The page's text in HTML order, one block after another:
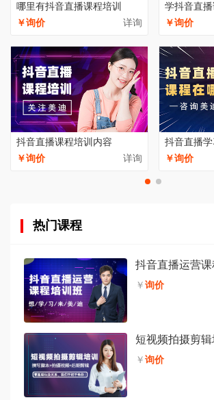
哪里有抖音直播课程培训
￥询价
详询
学抖音直
￥询价
抖音直播课程培训内容
￥询价
详询
抖音直播
￥询价
热门课程
抖音直播运营
￥询价
短视频拍摄剪辑
￥询价